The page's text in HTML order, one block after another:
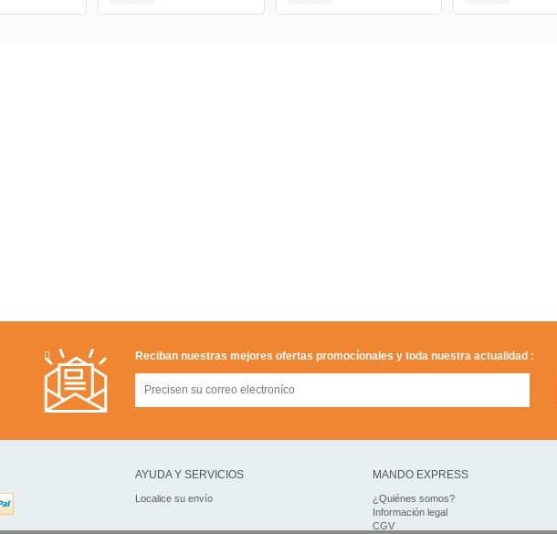
Reciban nuestras mejores ofertas promocíonales y toda nuestra actualidad :
AYUDA Y SERVICIOS
Localice su envío
MANDO EXPRESS
¿Quiénes somos?
Información legal
CGV